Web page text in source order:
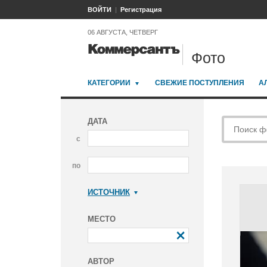
ВОЙТИ Регистрация
06 АВГУСТА, ЧЕТВЕРГ
Фото
КАТЕГОРИИ СВЕЖИЕ ПОСТУПЛЕНИЯ
ДАТА
с
по
ИСТОЧНИК
МЕСТО
АВТОР